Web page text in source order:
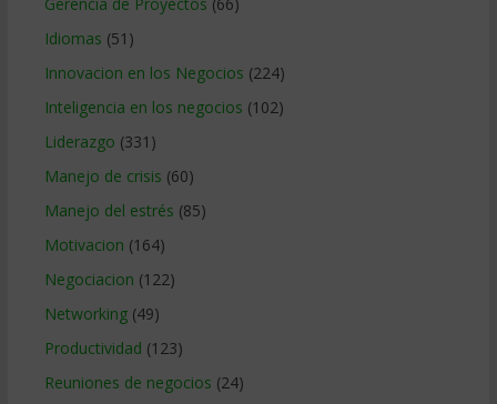
Idiomas (51)
Innovacion en los Negocios (224)
Inteligencia en los negocios (102)
Liderazgo (331)
Manejo de crisis (60)
Manejo del estrés (85)
Motivacion (164)
Negociacion (122)
Networking(49)
Productividad (123)
Reuniones de negocios (24)